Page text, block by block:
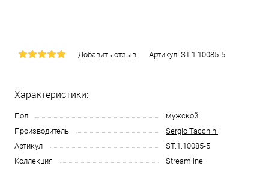
Добавить отзыв Артикул: ST.1.10085-5
Характеристики:
Пол
мужской
Производитель
Sergio Tacchini
Артикул
ST.1.10085-5
Коллекция
Streamline